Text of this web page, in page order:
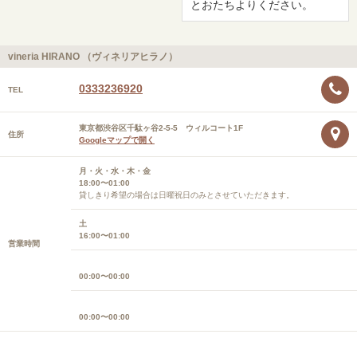
とおたちよりください。
vineria HIRANO （ヴィネリアヒラノ）
TEL 0333236920
住所
東京都渋谷区千駄ヶ谷2-5-5 ウィルコート1F
Googleマップで開く
営業時間
月・火・水・木・金
18:00〜01:00
貸しきり希望の場合は日曜祝日のみとさせていただきます。
土
16:00〜01:00
00:00〜00:00
00:00〜00:00